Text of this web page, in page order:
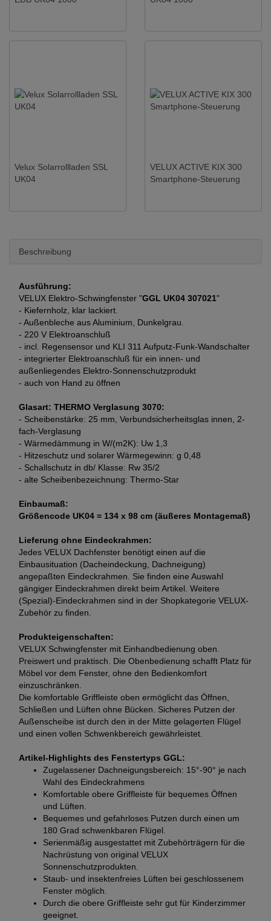
Velux Solarrollladen SSL
UK04
VELUX ACTIVE KIX 300
Smartphone-Steuerung
Beschreibung
Ausführung:
VELUX Elektro-Schwingfenster "GGL UK04 307021"
- Kiefernholz, klar lackiert.
- Außenbleche aus Aluminium, Dunkelgrau.
- 220 V Elektroanschluß
- incl. Regensensor und KLI 311 Aufputz-Funk-Wandschalter
- integrierter Elektroanschluß für ein innen- und
außenliegendes Elektro-Sonnenschutzprodukt
- auch von Hand zu öffnen
Glasart: THERMO Verglasung 3070:
- Scheibenstärke: 25 mm, Verbundsicherheitsglas innen, 2-
fach-Verglasung
- Wärmedämmung in W/(m2K): Uw 1,3
- Hitzeschutz und solarer Wärmegewinn: g 0,48
- Schallschutz in db/ Klasse: Rw 35/2
- alte Scheibenbezeichnung: Thermo-Star
Einbaumaß:
Größencode UK04 = 134 x 98 cm (äußeres Montagemaß)
Lieferung ohne Eindeckrahmen:
Jedes VELUX Dachfenster benötigt einen auf die
Einbausituation (Dacheindeckung, Dachneigung)
angepaßten Eindeckrahmen. Sie finden eine Auswahl
gängiger Eindeckrahmen direkt beim Artikel. Weitere
(Spezial)-Eindeckrahmen sind in der Shopkategorie VELUX-
Zubehör zu finden.
Produkteigenschaften:
VELUX Schwingfenster mit Einhandbedienung oben.
Preiswert und praktisch. Die Obenbedienung schafft Platz für
Möbel vor dem Fenster, ohne den Bedienkomfort
einzuschränken.
Die komfortable Griffleiste oben ermöglicht das Öffnen,
Schließen und Lüften ohne Bücken. Sicheres Putzen der
Außenscheibe ist durch den in der Mitte gelagerten Flügel
und einen vollen Schwenkbereich gewährleistet.
Artikel-Highlights des Fenstertyps GGL:
Zugelassener Dachneigungsbereich: 15°-90° je nach
Wahl des Eindeckrahmens
Komfortable obere Griffleiste für bequemes Öffnen
und Lüften.
Bequemes und gefahrloses Putzen durch einen um
180 Grad schwenkbaren Flügel.
Serienmäßig ausgestattet mit Zubehörträgern für die
Nachrüstung von original VELUX
Sonnenschutzprodukten.
Staub- und insektenfreies Lüften bei geschlossenem
Fenster möglich.
Durch die obere Griffleiste sehr gut für Kinderzimmer
geeignet.